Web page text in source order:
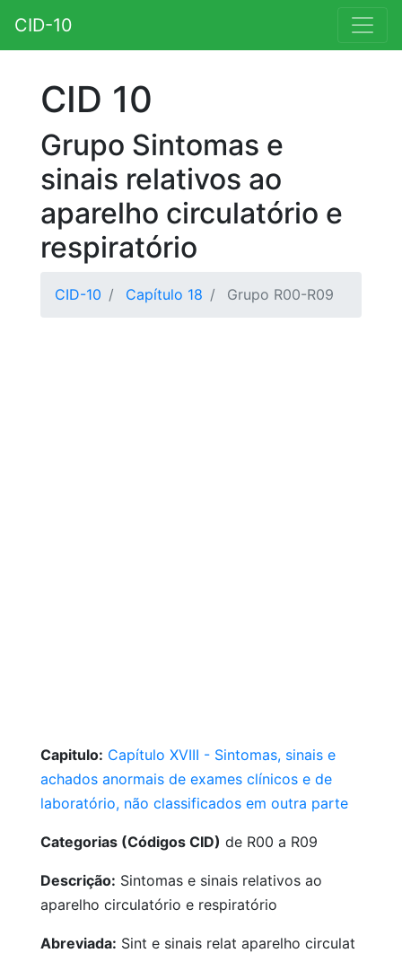
CID-10
CID 10
Grupo Sintomas e
sinais relativos ao
aparelho circulatório e
respiratório
CID-10 Capítulo 18 Grupo R00-R09
Capitulo: Capítulo XVIII - Sintomas, sinais e
achados anormais de exames clínicos e de
laboratório, não classificados em outra parte
Categorias (Códigos CID) de R00 a R09
Descrição: Sintomas e sinais relativos ao
aparelho circulatório e respiratório
Abreviada: Sint e sinais relat aparelho circulat